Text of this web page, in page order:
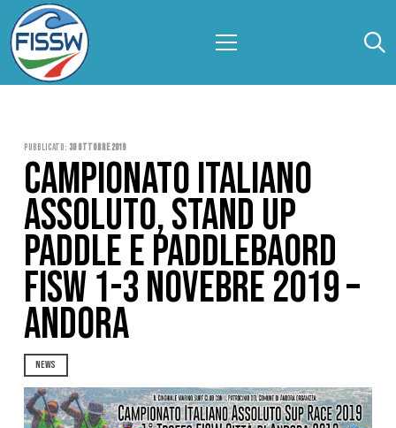
Pubblicato: 30 Ottobre 2019
CAMPIONATO ITALIANO
ASSOLUTO, STAND UP
PADDLE E PADDLEBAORD
FISW 1-3 NOVEBRE 2019 –
ANDORA
NEWS